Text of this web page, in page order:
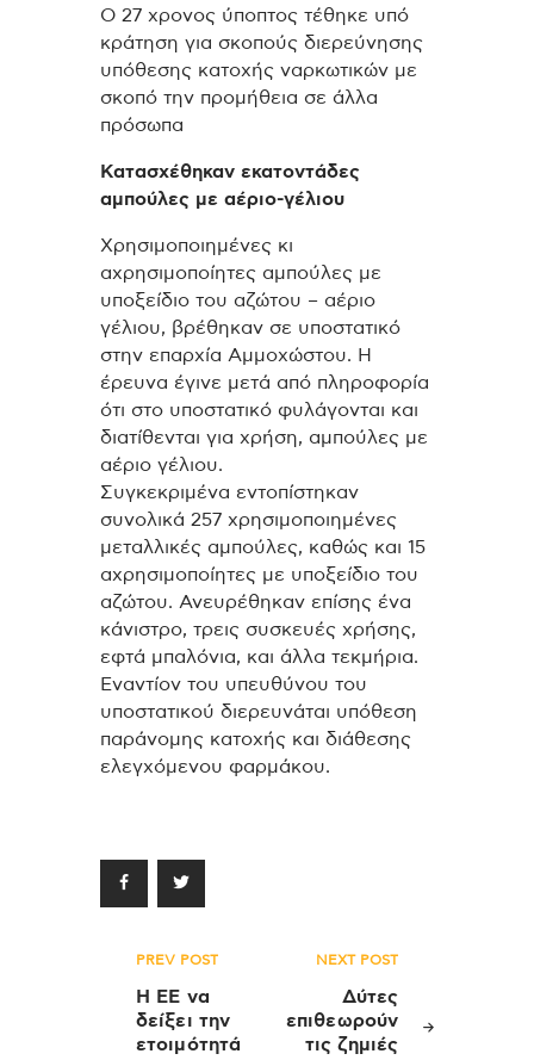
Ο 27 χρονος ύποπτος τέθηκε υπό
κράτηση για σκοπούς διερεύνησης
υπόθεσης κατοχής ναρκωτικών με
σκοπό την προμήθεια σε άλλα
πρόσωπα
Κατασχέθηκαν εκατοντάδες
αμπούλες με αέριο-γέλιου
Χρησιμοποιημένες κι
αχρησιμοποίητες αμπούλες με
υποξείδιο του αζώτου – αέριο
γέλιου, βρέθηκαν σε υποστατικό
στην επαρχία Αμμοχώστου. Η
έρευνα έγινε μετά από πληροφορία
ότι στο υποστατικό φυλάγονται και
διατίθενται για χρήση, αμπούλες με
αέριο γέλιου.
Συγκεκριμένα εντοπίστηκαν
συνολικά 257 χρησιμοποιημένες
μεταλλικές αμπούλες, καθώς και 15
αχρησιμοποίητες με υποξείδιο του
αζώτου. Ανευρέθηκαν επίσης ένα
κάνιστρο, τρεις συσκευές χρήσης,
εφτά μπαλόνια, και άλλα τεκμήρια.
Εναντίον του υπευθύνου του
υποστατικού διερευνάται υπόθεση
παράνομης κατοχής και διάθεσης
ελεγχόμενου φαρμάκου.
Πλοήγηση
άρθρων
PREV POST
Η ΕΕ να
δείξει την
ετοιμότητά
NEXT POST
Δύτες
επιθεωρούν
τις ζημιές